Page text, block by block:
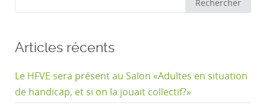
:
Rechercher
Articles récents
Le HFVE sera présent au Salon «Adultes en situation
de handicap, et si on la jouait collectif?»